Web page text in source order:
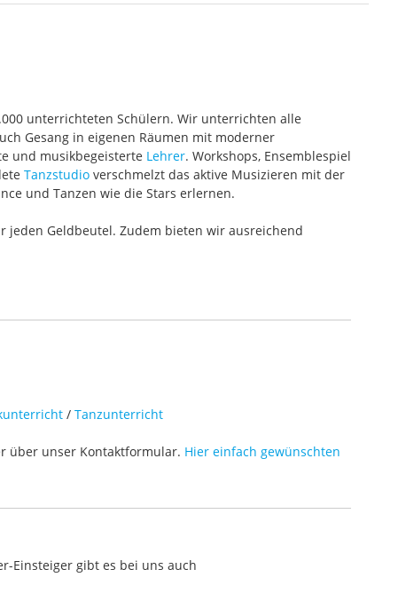
unterrichteten Schülern. Wir unterrichten alle
Gesang in eigenen Räumen mit moderner
und musikbegeisterte Lehrer. Workshops, Ensemblespiel
Tanzstudio verschmelzt das aktive Musizieren mit der
und Tanzen wie die Stars erlernen.
jeden Geldbeutel. Zudem bieten wir ausreichend
/ Tanzunterricht
über unser Kontaktformular. Hier einfach gewünschten
Einsteiger gibt es bei uns auch